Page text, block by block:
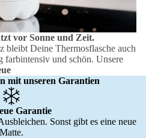
vor Sonne und Zeit.
bleibt Deine Thermosflasche auch
farbintensiv und schön. Unsere
mit unseren Garantien
Garantie
Sonst gibt es eine neue
Matte.